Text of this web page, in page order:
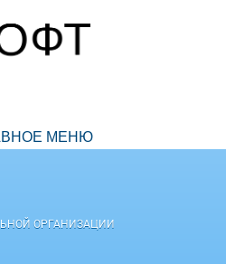
МЕНЮ
ОРГАНИЗАЦИИ